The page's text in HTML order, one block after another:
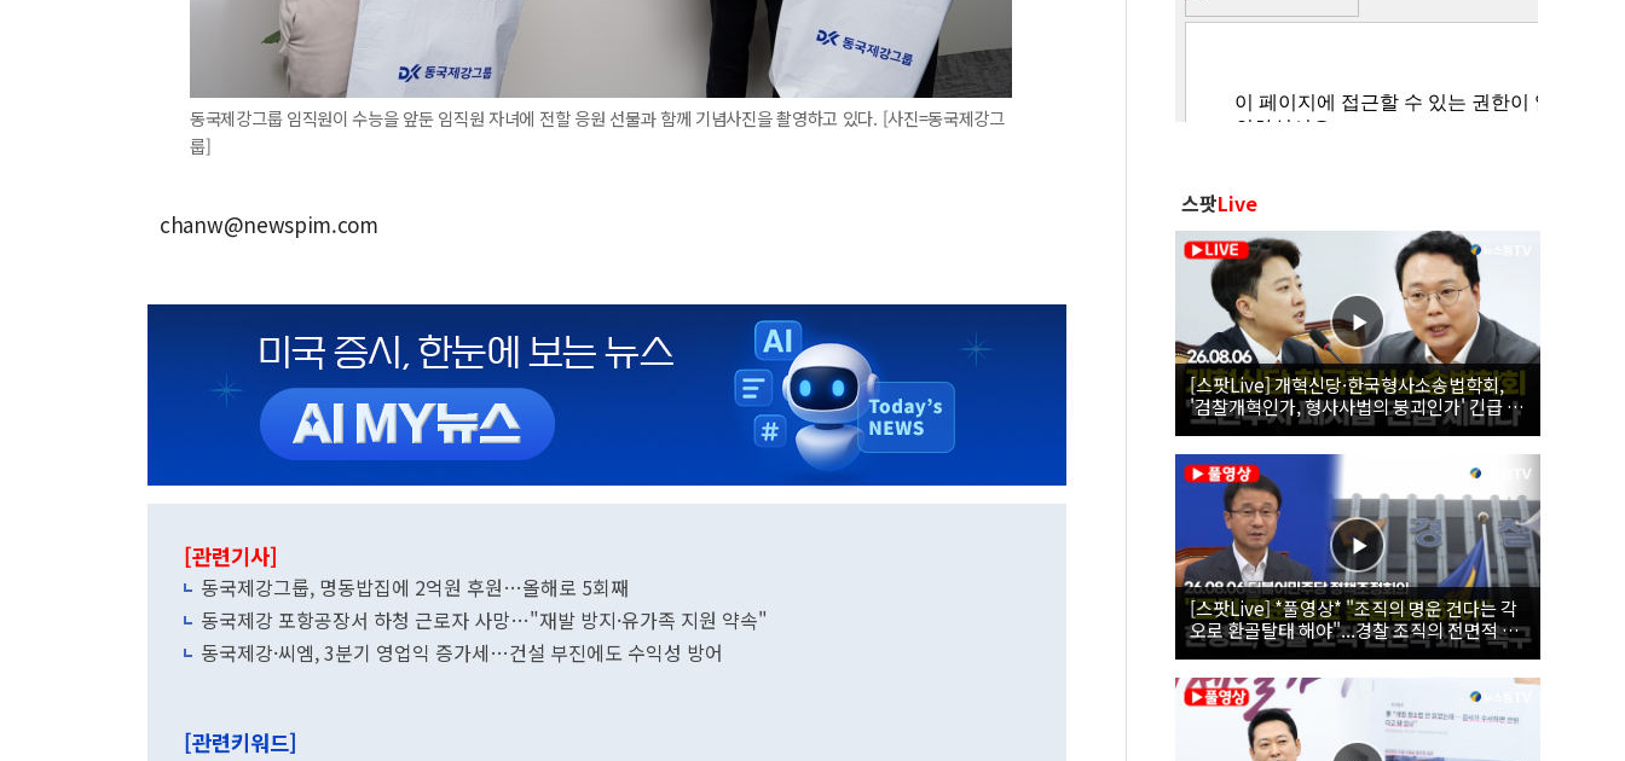
동국제강그룹 임직원이 수능을 앞둔 임직원 자녀에 전할 응원 선물과 함께 기념사진을 촬영하고 있다. [사진=동국제강그
룹]
chanw@newspim.com
[관련기사]
동국제강그룹, 명동밥집에 2억원 후원…올해로 5회째
동국제강 포항공장서 하청 근로자 사망…"재발 방지·유가족 지원 약속"
동국제강·씨엠, 3분기 영업익 증가세…건설 부진에도 수익성 방어
[관련키워드]
스팟Live
[스팟Live] 개혁신당·한국형사소송법학회,
'검찰개혁인가, 형사사법의 붕괴인가' 긴급 세
미나｜26.08.06
[스팟Live] *풀영상* "조직의 명운 건다는 각
오로 환골탈태 해야"...경찰 조직의 전면적 쇄
신 촉구한 한병도 | 26.08.06 더불어민주당 정
책조정회의